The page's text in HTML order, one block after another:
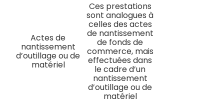
Actes de
nantissement
d’outillage ou de
matériel
Ces prestations
sont analogues à
celles des actes
de nantissement
de fonds de
commerce, mais
effectuées dans
le cadre d’un
nantissement
d’outillage ou de
matériel